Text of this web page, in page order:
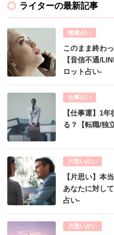
ライターの最新記事
復縁占い
このまま終わ
【音信不通/
ロット占い-
仕事占い
【仕事運】1
る？【転職/独
片思い占い
【片思い】本
あなたに対し
占い-
片思い占い